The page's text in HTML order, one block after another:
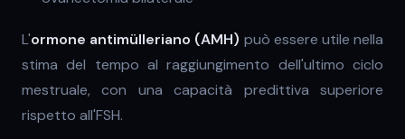
L'ormone antimülleriano (AMH) può essere utile nella
stima del tempo al raggiungimento dell'ultimo ciclo
mestruale, con una capacità predittiva superiore
rispetto all'FSH.